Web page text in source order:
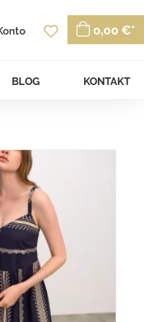
Du hast 0
0,00 €*
BLOG KONTAKT